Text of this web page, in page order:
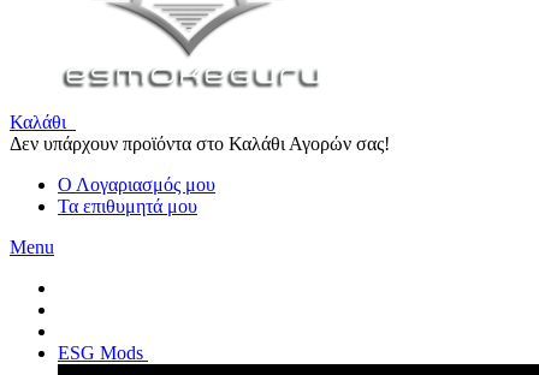
Καλάθι
Δεν υπάρχουν προϊόντα στο Καλάθι Αγορών σας!
Ο Λογαριασμός μου
Τα επιθυμητά μου
Menu
ESG Mods